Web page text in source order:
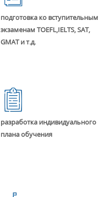
подготовка ко вступительным
экзаменам TOEFL,IELTS, SAT,
GMAT и т.д.
разработка индивидуального
плана обучения